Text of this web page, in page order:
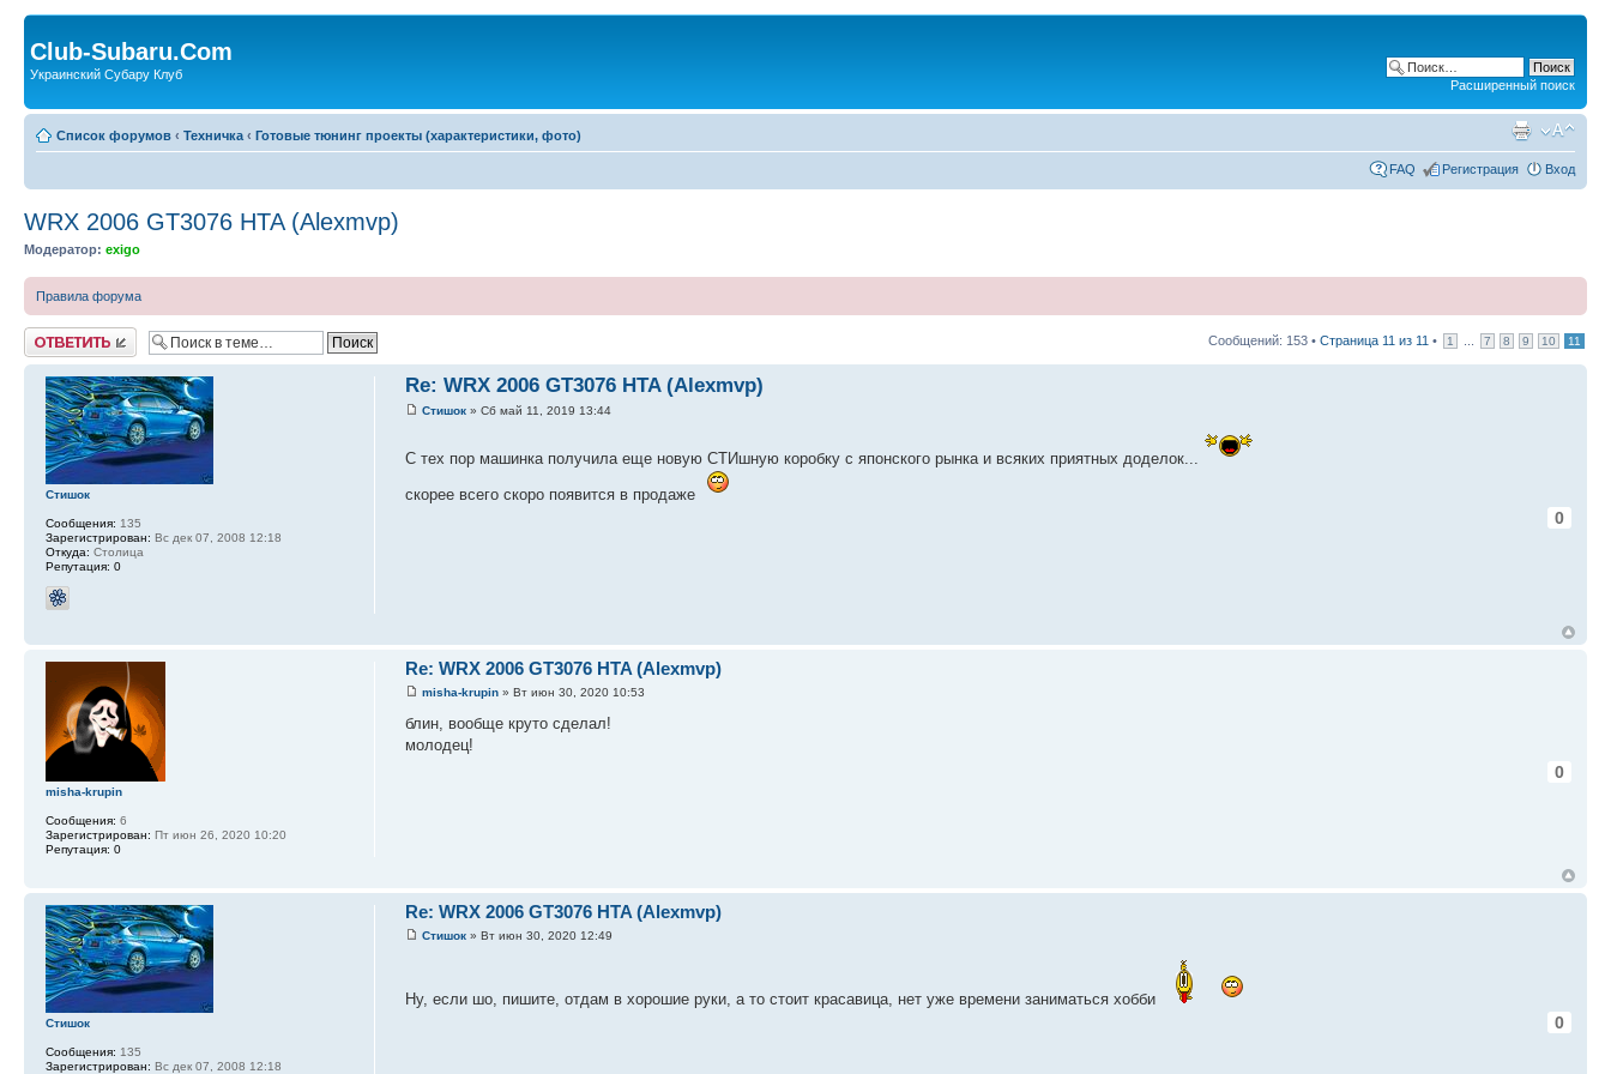
Club-Subaru.Com
Украинский Субару Клуб
Расширенный поиск
Список форумов ‹ Техничка ‹ Готовые тюнинг проекты (характеристики, фото)
FAQ Регистрация Вход
WRX 2006 GT3076 HTA (Alexmvp)
Модератор: exigo
Правила форума
Ответить Сообщений: 153 • Страница 11 из 11 • 1 7 8 9 10 11
Re: WRX 2006 GT3076 HTA (Alexmvp)
Стишок » Сб май 11, 2019 13:44
С тех пор машинка получила еще новую СТИшную коробку с японского рынка и всяких приятных доделок...
скорее всего скоро появится в продаже
0
Стишок
Сообщения: 135
Зарегистрирован: Вс дек 07, 2008 12:18
Откуда: Столица
Репутация: 0
Re: WRX 2006 GT3076 HTA (Alexmvp)
misha-krupin » Вт июн 30, 2020 10:53
блин, вообще круто сделал!
молодец!
0
misha-krupin
Сообщения: 6
Зарегистрирован: Пт июн 26, 2020 10:20
Репутация: 0
Re: WRX 2006 GT3076 HTA (Alexmvp)
Стишок » Вт июн 30, 2020 12:49
Ну, если шо, пишите, отдам в хорошие руки, а то стоит красавица, нет уже времени заниматься хобби
0
Стишок
Сообщения: 135
Зарегистрирован: Вс дек 07, 2008 12:18